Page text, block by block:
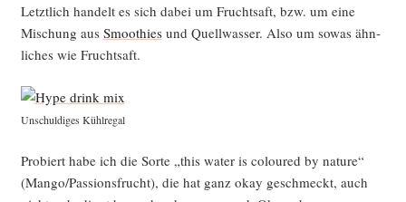
Letzt­lich han­delt es sich dabei um Frucht­saft, bzw. um eine
Mischung aus Smoothiesund Quell­was­ser. Also um sowas ähn­
li­ches wie Fruchtsaft.
Unschul­di­ges Kühlregal
Pro­biert habe ich die Sor­te „this water is colou­red by natu­re“
(Mango/Passionsfrucht), die hat ganz okay geschmeckt, auch